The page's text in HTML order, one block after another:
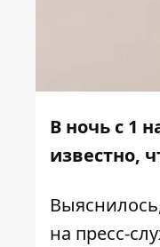
В ночь с 1
известно,
на пресс-